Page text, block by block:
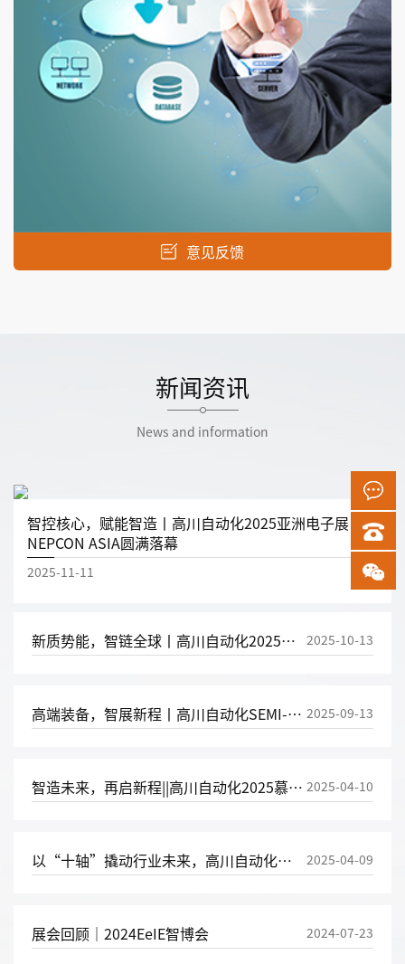
意见反馈
新闻资讯
News and information
智控核心，赋能智造丨高川自动化2025亚洲电子展
NEPCON ASIA圆满落幕
2025-11-11
新质势能，智链全球丨高川自动化2025武汉国际工业博览会圆满落幕！ 2025-10-13
高端装备，智展新程丨高川自动化SEMI-e深圳国际半导体展暨2025集成电路产业创新展圆满落幕！ 2025-09-13
智造未来，再启新程||高川自动化2025慕尼黑上海电子生产设备展圆满成功 2025-04-10
以“十轴”撬动行业未来，高川自动化何以打造运控“大脑”？ 2025-04-09
展会回顾｜2024EeIE智博会 2024-07-23